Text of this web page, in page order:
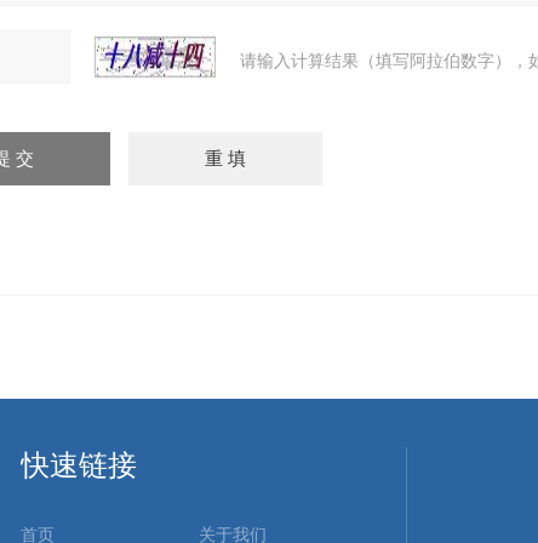
请输入计算结果（填写阿拉伯数字），
快速链接
首页 关于我们